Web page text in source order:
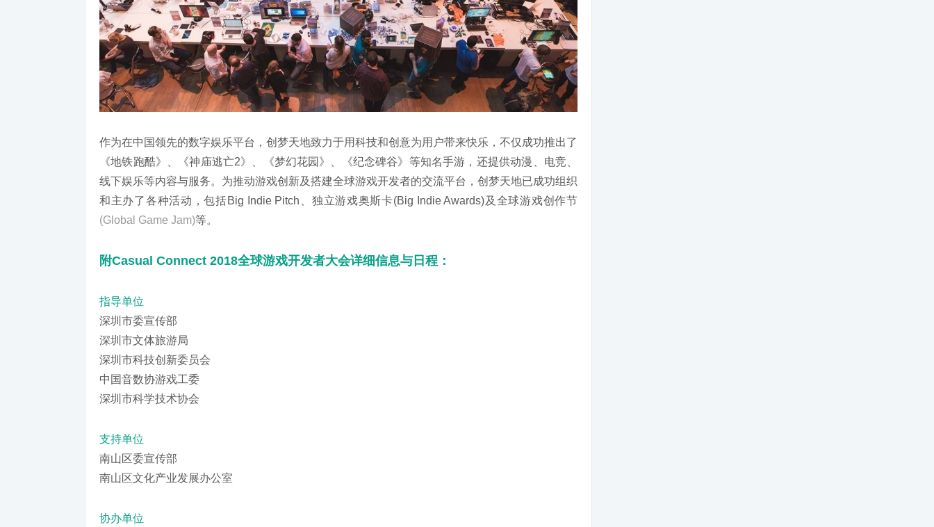
作为在中国领先的数字娱乐平台，创梦天地致力于用科技和创意为用户带来快乐，不仅成功推出了
《地铁跑酷》、《神庙逃亡2》、《梦幻花园》、《纪念碑谷》等知名手游，还提供动漫、电竞、
线下娱乐等内容与服务。为推动游戏创新及搭建全球游戏开发者的交流平台，创梦天地已成功组织
和主办了各种活动，包括Big Indie Pitch、独立游戏奥斯卡(Big Indie Awards)及全球游戏创作节
(Global Game Jam)等。
附Casual Connect 2018全球游戏开发者大会详细信息与日程：
指导单位
深圳市委宣传部
深圳市文体旅游局
深圳市科技创新委员会
中国音数协游戏工委
深圳市科学技术协会
支持单位
南山区委宣传部
南山区文化产业发展办公室
协办单位